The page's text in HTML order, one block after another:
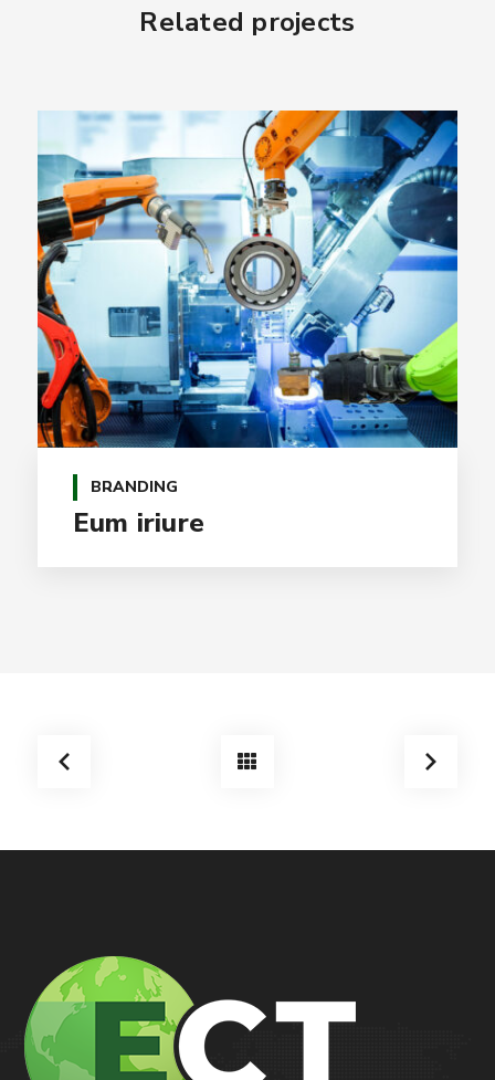
Related projects
BRANDING
Eum iriure